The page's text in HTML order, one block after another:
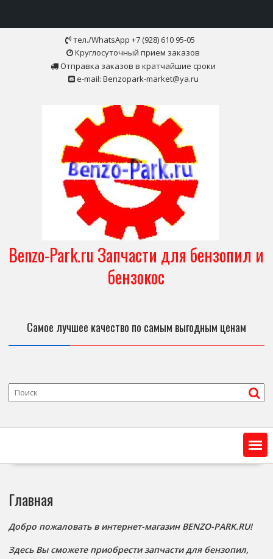
тел./WhatsApp +7 (928) 610 95-05
Круглосуточный прием заказов
Отправка заказов в кратчайшие сроки
e-mail: Benzopark-market@ya.ru
Benzo-Park.ru Запчасти для бензопил и
бензокос
Самое лучшее качество по самым выгодным ценам
Главная
Добро пожаловать в интернет-магазин BENZO-PARK.RU!
Здесь Вы сможете приобрести запчасти для бензопил,